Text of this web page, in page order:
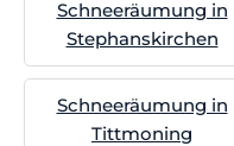
Schneeräumung in
Stephanskirchen
Schneeräumung in
Tittmoning